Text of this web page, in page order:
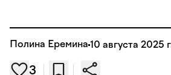
Полина Еремина 10 августа 2025
3